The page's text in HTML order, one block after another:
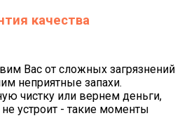
качества
Вас от сложных загрязнений
неприятные запахи.
чистку или вернем деньги,
не устроит - такие моменты